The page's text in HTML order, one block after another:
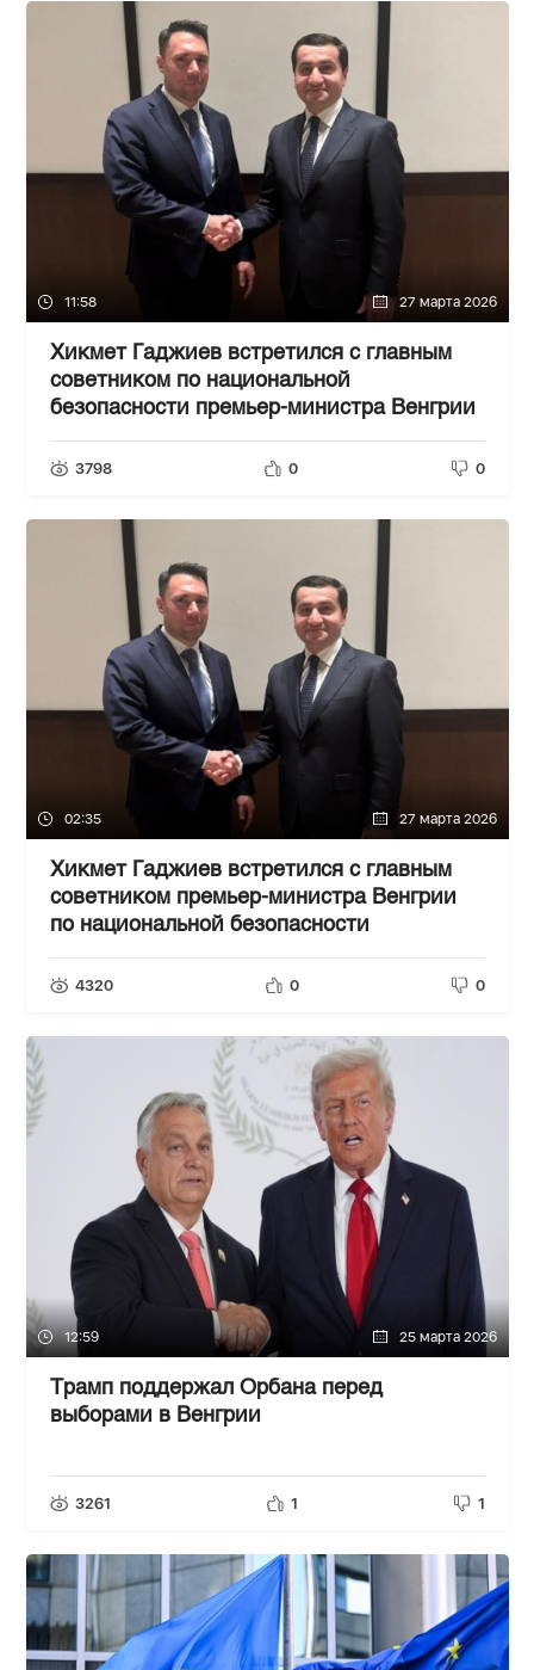
11:58 27 марта 2026
Хикмет Гаджиев встретился с главным
советником по национальной
безопасности премьер-министра Венгрии
3798 0 0
02:35 27 марта 2026
Хикмет Гаджиев встретился с главным
советником премьер-министра Венгрии
по национальной безопасности
4320 0 0
12:59 25 марта 2026
Трамп поддержал Орбана перед
выборами в Венгрии
3261 1 1